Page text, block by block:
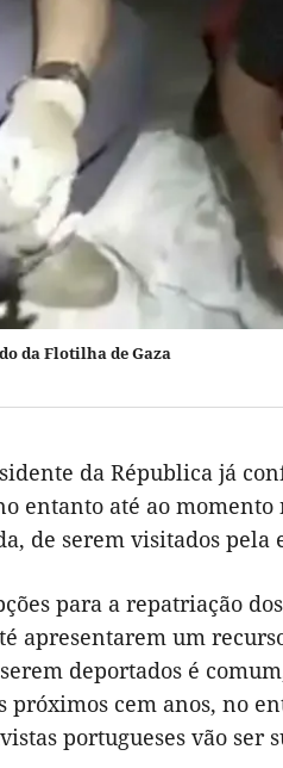
da Flotilha de Gaza
da Républica já
entanto até ao
de serem visitados pela
para a repatriação
apresentarem um
deportados é
cem anos, no
portugueses vão ser